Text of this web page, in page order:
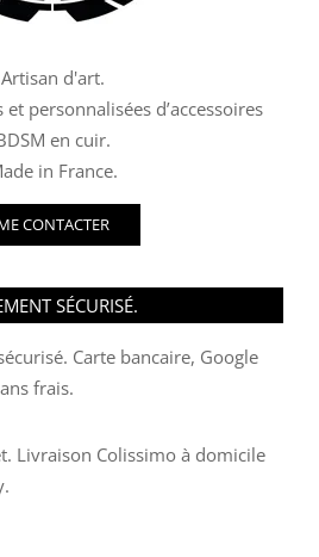
Artisan d'art.
personnalisées d’accessoires
en cuir.
in France.
CONTACTER
SÉCURISÉ.
Carte bancaire, Google
frais.
Livraison Colissimo à domicile